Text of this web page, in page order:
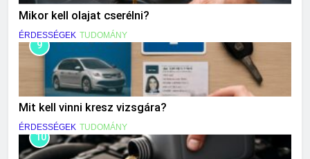
Mikor kell olajat cserélni?
ÉRDESSÉGEK TUDOMÁNY
9
Mit kell vinni kresz vizsgára?
ÉRDESSÉGEK TUDOMÁNY
10